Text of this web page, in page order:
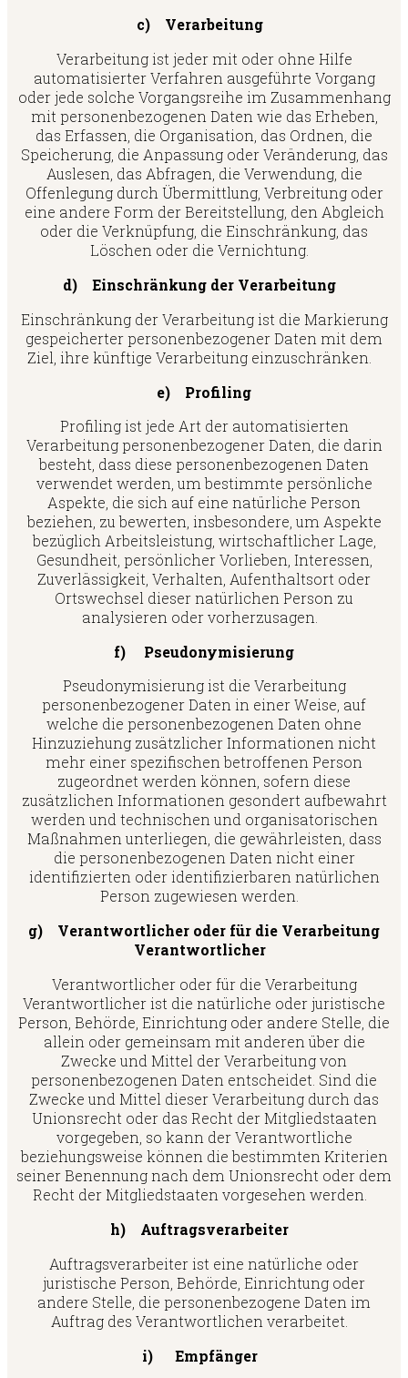
c) Verarbeitung
Verarbeitung ist jeder mit oder ohne Hilfe
automatisierter Verfahren ausgeführte Vorgang
oder jede solche Vorgangsreihe im Zusammenhang
mit personenbezogenen Daten wie das Erheben,
das Erfassen, die Organisation, das Ordnen, die
Speicherung, die Anpassung oder Veränderung, das
Auslesen, das Abfragen, die Verwendung, die
Offenlegung durch Übermittlung, Verbreitung oder
eine andere Form der Bereitstellung, den Abgleich
oder die Verknüpfung, die Einschränkung, das
Löschen oder die Vernichtung.
d) Einschränkung der Verarbeitung
Einschränkung der Verarbeitung ist die Markierung
gespeicherter personenbezogener Daten mit dem
Ziel, ihre künftige Verarbeitung einzuschränken.
e) Profiling
Profiling ist jede Art der automatisierten
Verarbeitung personenbezogener Daten, die darin
besteht, dass diese personenbezogenen Daten
verwendet werden, um bestimmte persönliche
Aspekte, die sich auf eine natürliche Person
beziehen, zu bewerten, insbesondere, um Aspekte
bezüglich Arbeitsleistung, wirtschaftlicher Lage,
Gesundheit, persönlicher Vorlieben, Interessen,
Zuverlässigkeit, Verhalten, Aufenthaltsort oder
Ortswechsel dieser natürlichen Person zu
analysieren oder vorherzusagen.
f) Pseudonymisierung
Pseudonymisierung ist die Verarbeitung
personenbezogener Daten in einer Weise, auf
welche die personenbezogenen Daten ohne
Hinzuziehung zusätzlicher Informationen nicht
mehr einer spezifischen betroffenen Person
zugeordnet werden können, sofern diese
zusätzlichen Informationen gesondert aufbewahrt
werden und technischen und organisatorischen
Maßnahmen unterliegen, die gewährleisten, dass
die personenbezogenen Daten nicht einer
identifizierten oder identifizierbaren natürlichen
Person zugewiesen werden.
g) Verantwortlicher oder für die Verarbeitung
Verantwortlicher
Verantwortlicher oder für die Verarbeitung
Verantwortlicher ist die natürliche oder juristische
Person, Behörde, Einrichtung oder andere Stelle, die
allein oder gemeinsam mit anderen über die
Zwecke und Mittel der Verarbeitung von
personenbezogenen Daten entscheidet. Sind die
Zwecke und Mittel dieser Verarbeitung durch das
Unionsrecht oder das Recht der Mitgliedstaaten
vorgegeben, so kann der Verantwortliche
beziehungsweise können die bestimmten Kriterien
seiner Benennung nach dem Unionsrecht oder dem
Recht der Mitgliedstaaten vorgesehen werden.
h) Auftragsverarbeiter
Auftragsverarbeiter ist eine natürliche oder
juristische Person, Behörde, Einrichtung oder
andere Stelle, die personenbezogene Daten im
Auftrag des Verantwortlichen verarbeitet.
i) Empfänger